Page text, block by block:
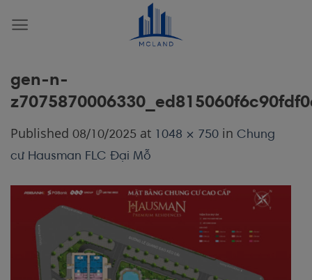
gen-n-
Published 08/10/2025 at 1048 × 750 in Chung
cư Hausman FLC Đại Mỗ